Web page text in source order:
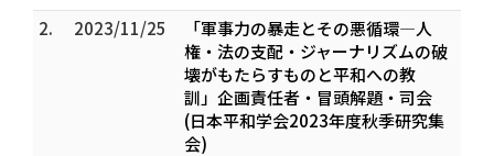
2.
2023/11/25
「軍事力の暴走とその悪循環―人
権・法の支配・ジャーナリズムの破
壊がもたらすものと平和への教
訓」企画責任者・冒頭解題・司会
(日本平和学会2023年度秋季研究集
会)